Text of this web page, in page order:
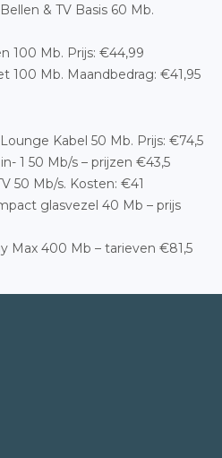
& TV Basis 60 Mb.
100 Mb. Prijs: €44,99
100 Mb. Maandbedrag: €41,95
Kabel 50 Mb. Prijs: €74,5
1 50 Mb/s – prijzen €43,5
50 Mb/s. Kosten: €41
glasvezel 40 Mb – prijs
Max 400 Mb – tarieven €81,5